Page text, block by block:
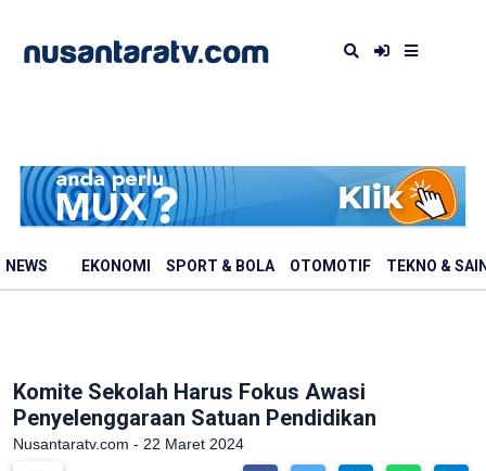
NEWS EKONOMI SPORT & BOLA OTOMOTIF TEKNO &
Komite Sekolah Harus Fokus Awasi
Penyelenggaraan Satuan Pendidikan
Nusantaratv.com - 22 Maret 2024